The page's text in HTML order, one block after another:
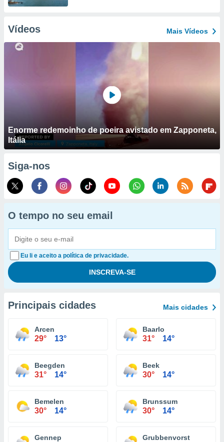
Vídeos Mais Vídeos
Enorme redemoinho de poeira avistado em Zapponeta,
Itália
Siga-nos
O tempo no seu email
Eu li e aceito a política de privacidade.
Principais cidades Mais cidades
Arcen
29° 13°
Baarlo
31° 14°
Beegden
31° 14°
Beek
30° 14°
Bemelen
30° 14°
Brunssum
30° 14°
Gennep Grubbenvorst